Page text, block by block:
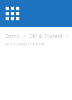
Domů DIY & Tvoření
plastových lahví